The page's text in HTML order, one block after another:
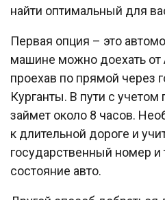
найти оптимальный для
Первая опция – это
машине можно доехать от
проехав по прямой через
Курганты. В пути с учетом
займет около 8 часов.
к длительной дороге и
государственный номер и
состояние авто.